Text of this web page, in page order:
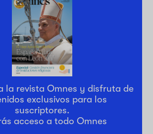
la revista Omnes y disfruta de
exclusivos para los
suscriptores.
acceso a todo Omnes